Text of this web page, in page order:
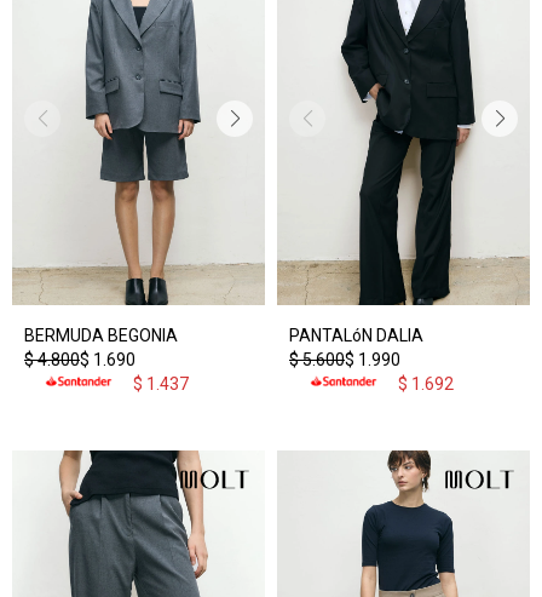
BERMUDA BEGONIA
$ 1.690
$4.800
$ 1.437
PANTALóN DALIA
$ 1.990
$5.600
$ 1.692